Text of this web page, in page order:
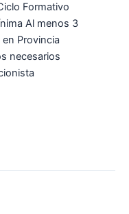
Formativo
Al menos 3
Provincia
necesarios